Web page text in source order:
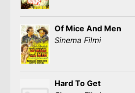
Of Mice And Men
Sinema Filmi
Hard To Get